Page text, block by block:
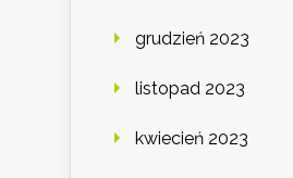
grudzień 2023
listopad 2023
kwiecień 2023